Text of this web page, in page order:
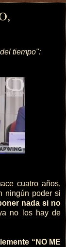
tiempo":
cuatro años,
ningún poder si
nada si no
no los hay de
“NO ME